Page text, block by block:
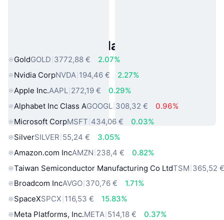
Asset reali popolari
GoldGOLD 3772,88 €
2.07%
Nvidia CorpNVDA 194,46 €
2.27%
Apple Inc.AAPL 272,19 €
0.29%
Alphabet Inc Class AGOOGL 308,32 €
0.96%
Microsoft CorpMSFT 434,06 €
0.03%
SilverSILVER 55,24 €
3.05%
Amazon.com IncAMZN 238,4 €
0.82%
Taiwan Semiconductor Manufacturing Co LtdTSM 365,52
Broadcom IncAVGO 370,76 €
1.71%
SpaceXSPCX 116,53 €
15.83%
Meta Platforms, Inc.META 514,18 €
0.37%